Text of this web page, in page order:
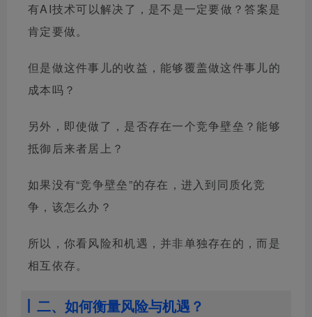
有AI技术可以解决了，是不是一定要做？答案是
肯定要做。
但是做这件事儿的收益，能够覆盖做这件事儿的
成本吗？
另外，即使做了，是否存在一个竞争壁垒？能够
抵御后来者居上？
如果没有“竞争壁垒”的存在，进入到同质化竞
争，该怎么办？
所以，你看风险和机遇，并非单独存在的，而是
相互依存。
二、如何衡量风险与机遇？